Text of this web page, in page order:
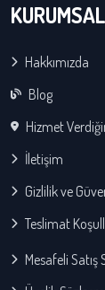
KURUMSAL
Hakkımızda
Blog
Hizmet
İletişim
Gizlilik ve
Teslimat
Mesafeli Satış